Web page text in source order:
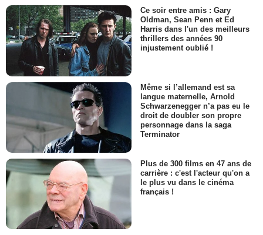
Ce soir entre amis : Gary
Oldman, Sean Penn et Ed
Harris dans l'un des meilleurs
thrillers des années 90
injustement oublié !
Même si l’allemand est sa
langue maternelle, Arnold
Schwarzenegger n’a pas eu le
droit de doubler son propre
personnage dans la saga
Terminator
Plus de 300 films en 47 ans de
carrière : c'est l'acteur qu'on a
le plus vu dans le cinéma
français !